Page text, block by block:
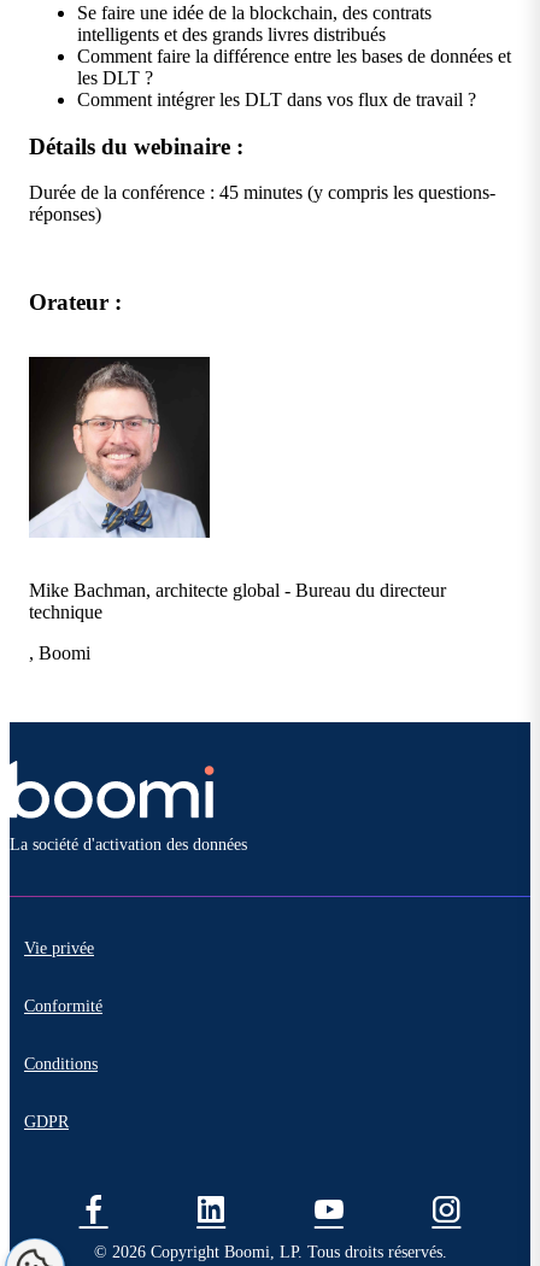
Se faire une idée de la blockchain, des contrats
intelligents et des grands livres distribués
Comment faire la différence entre les bases de données et
les DLT ?
Comment intégrer les DLT dans vos flux de travail ?
Détails du webinaire :
Durée de la conférence : 45 minutes (y compris les questions-
réponses)
Orateur :
Mike Bachman, architecte global - Bureau du directeur
technique
, Boomi
La société d'activation des données
Vie privée
Conformité
Conditions
GDPR
© 2026 Copyright Boomi, LP. Tous droits réservés.